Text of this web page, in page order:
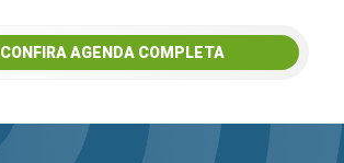
CONFIRA AGENDA COMPLETA